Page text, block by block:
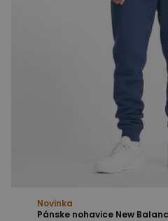
Novinka
Pánske nohavice New